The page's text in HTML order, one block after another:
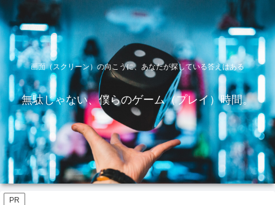
画面（スクリーン）の向こうに、あなたが探している答えはある
無駄じゃない、僕らのゲーム（プレイ）時間。
PR